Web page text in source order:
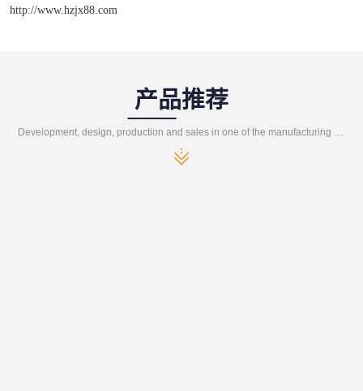
http://www.hzjx88.com
产品推荐
Development, design, production and sales in one of the manufacturing enterprises